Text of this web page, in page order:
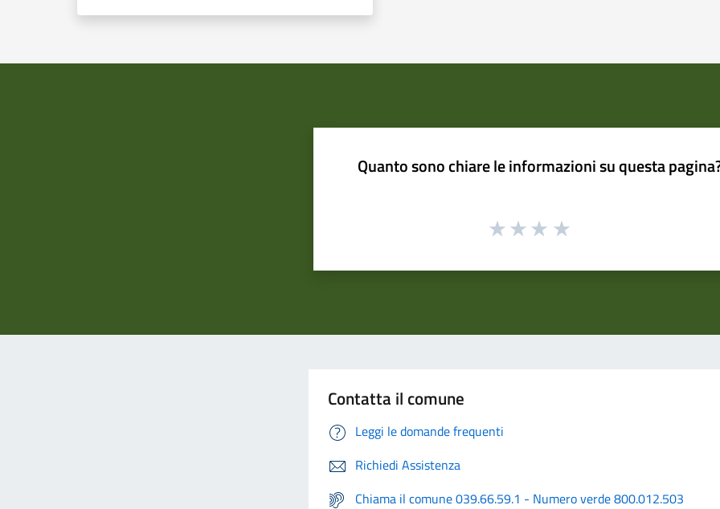
Quanto sono chiare le informazioni su questa
Contatta il comune
Leggi le domande frequenti
Richiedi Assistenza
Chiama il comune 039.66.59.1 - Numero verde 800.012.503